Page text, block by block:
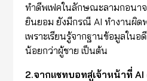
ทำดีพเฟคในลักษณะลามกอนาจ
ยินยอม ยังมีกรณี AI ทำงานผิด
เพราะเรียนรู้จากฐานข้อมูลใน
น้อยกว่าผู้ชาย เป็นต้น
2.จากแชทบอทสู่เจ้าหน้าที่